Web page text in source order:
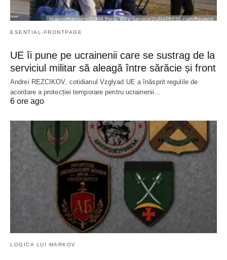
ESENTIAL-FRONTPAGE
UE îi pune pe ucrainenii care se sustrag de la
serviciul militar să aleagă între sărăcie și front
Andrei REZCIKOV, cotidianul Vzglyad UE a înăsprit regulile de
acordare a protecției temporare pentru ucrainenii…
6 ore ago
LOGICA LUI MARKOV